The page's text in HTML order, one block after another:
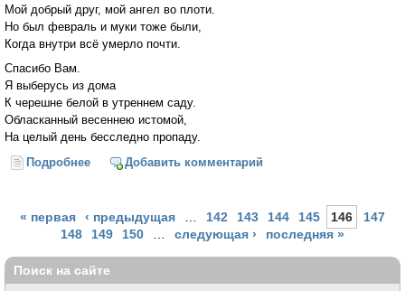
Мой добрый друг, мой ангел во плоти.
Но был февраль и муки тоже были,
Когда внутри всё умерло почти.
Спасибо Вам.
Я выберусь из дома
К черешне белой в утреннем саду.
Обласканный весеннею истомой,
На целый день бесследно пропаду.
Подробнее о Белая черешня
Добавить комментарий
Страницы
« первая ‹ предыдущая … 142 143 144 145 146
147
148
149 150 … следующая › последняя »
Поиск на сайте